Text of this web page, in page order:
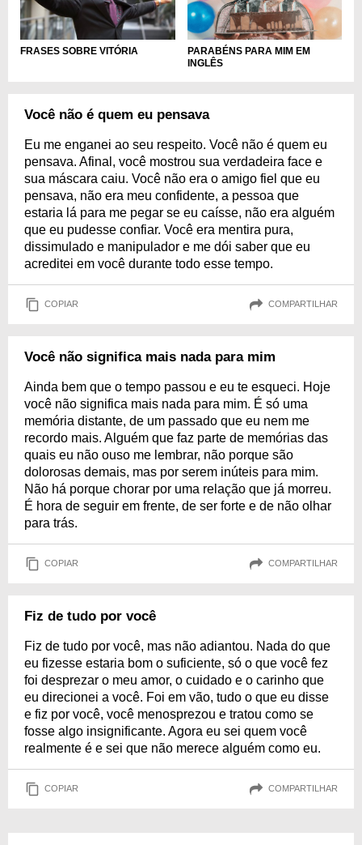
FRASES SOBRE VITÓRIA
PARABÉNS PARA MIM EM
INGLÊS
Você não é quem eu pensava
Eu me enganei ao seu respeito. Você não é quem eu
pensava. Afinal, você mostrou sua verdadeira face e
sua máscara caiu. Você não era o amigo fiel que eu
pensava, não era meu confidente, a pessoa que
estaria lá para me pegar se eu caísse, não era alguém
que eu pudesse confiar. Você era mentira pura,
dissimulado e manipulador e me dói saber que eu
acreditei em você durante todo esse tempo.
COPIAR COMPARTILHAR
Você não significa mais nada para mim
Ainda bem que o tempo passou e eu te esqueci. Hoje
você não significa mais nada para mim. É só uma
memória distante, de um passado que eu nem me
recordo mais. Alguém que faz parte de memórias das
quais eu não ouso me lembrar, não porque são
dolorosas demais, mas por serem inúteis para mim.
Não há porque chorar por uma relação que já morreu.
É hora de seguir em frente, de ser forte e de não olhar
para trás.
COPIAR COMPARTILHAR
Fiz de tudo por você
Fiz de tudo por você, mas não adiantou. Nada do que
eu fizesse estaria bom o suficiente, só o que você fez
foi desprezar o meu amor, o cuidado e o carinho que
eu direcionei a você. Foi em vão, tudo o que eu disse
e fiz por você, você menosprezou e tratou como se
fosse algo insignificante. Agora eu sei quem você
realmente é e sei que não merece alguém como eu.
COPIAR COMPARTILHAR